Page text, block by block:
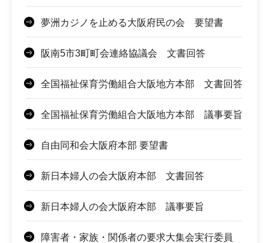
夢洲カジノを止める大阪府民の会 要望書
阪南5市3町町会連絡協議会 文書回答
全国福祉保育労働組合大阪地方本部 文書回答
全国福祉保育労働組合大阪地方本部 議事要旨
自由同和会大阪府本部 要望書
新日本婦人の会大阪府本部 文書回答
新日本婦人の会大阪府本部 議事要旨
障害者・家族・関係者の要求大集会実行委員